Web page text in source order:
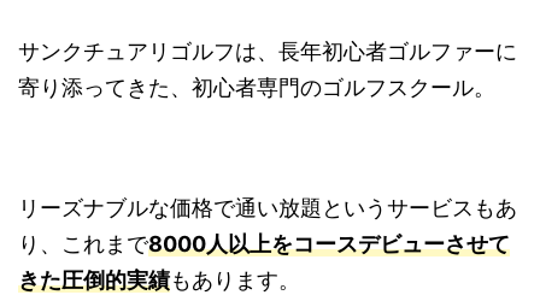
サンクチュアリゴルフは、長年初心者ゴルファーに
寄り添ってきた、初心者専門のゴルフスクール。
リーズナブルな価格で通い放題というサービスもあ
り、これまで8000人以上をコースデビューさせて
きた圧倒的実績もあります。